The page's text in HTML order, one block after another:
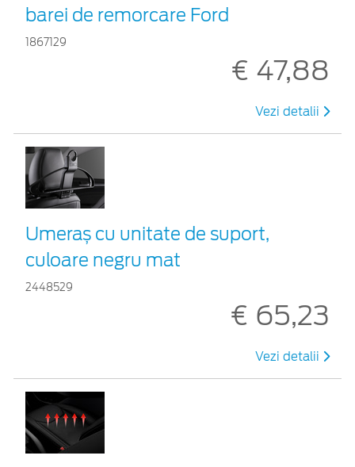
barei de remorcare Ford
1867129
€ 47,88
Vezi detalii
Umeraș cu unitate de suport,
culoare negru mat
2448529
€ 65,23
Vezi detalii